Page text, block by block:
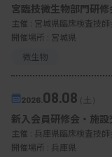
※MTJ本紙 2025
宮臨技微生物部門研修
主催 : 宮城県臨床検査技師
開催場所 : 宮城県
微生物
2026. 08.08（土）
新入会員研修会・施設
主催 : 兵庫県臨床検査技師
開催場所 : 兵庫県